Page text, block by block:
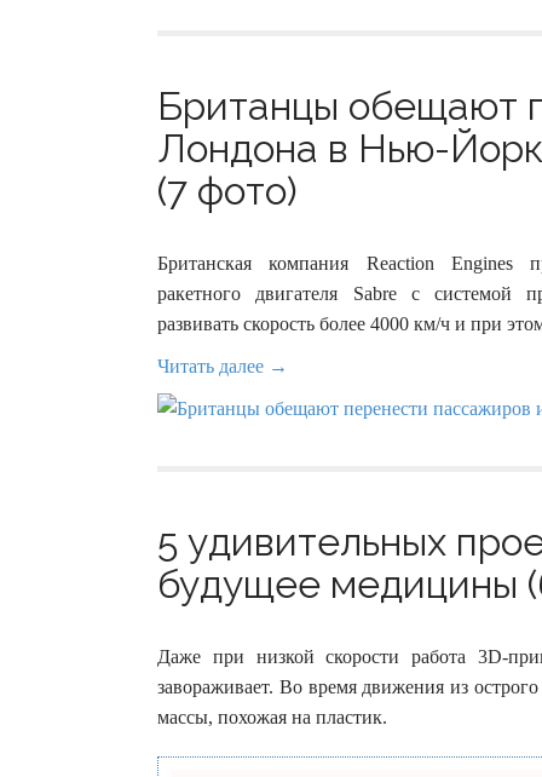
Британцы обещают
Лондона в Нью-Йорк
(7 фото)
Британская компания Reaction Engines
ракетного двигателя Sabre с системой
развивать скорость более 4000 км/ч и при
Читать далее →
5 удивительных
будущее медицины
Даже при низкой скорости работа 3D-
завораживает. Во время движения из
массы, похожая на пластик.